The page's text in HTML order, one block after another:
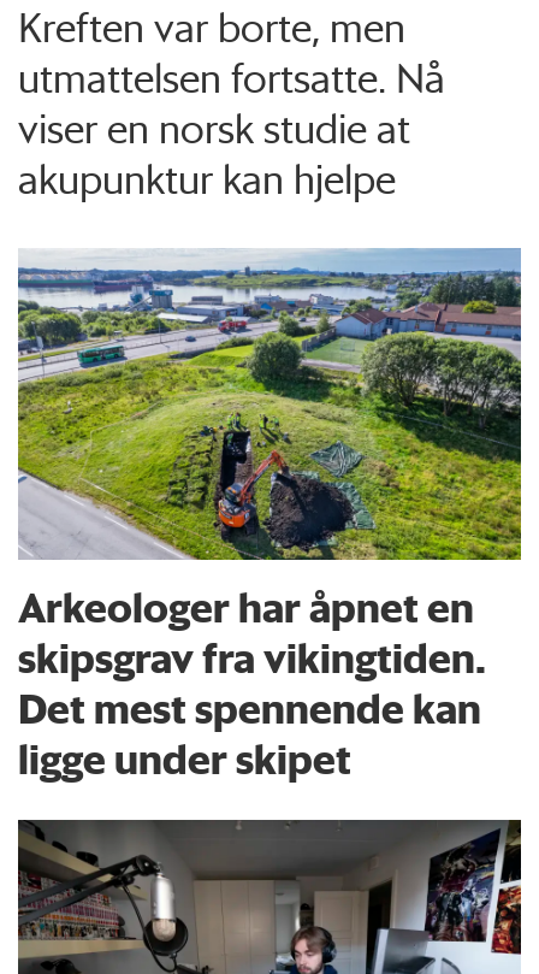
Kreften var borte, men
utmattelsen fortsatte. Nå
viser en norsk studie at
akupunktur kan hjelpe
Arkeologer har åpnet en
skipsgrav fra vikingtiden.
Det mest spennende kan
ligge under skipet